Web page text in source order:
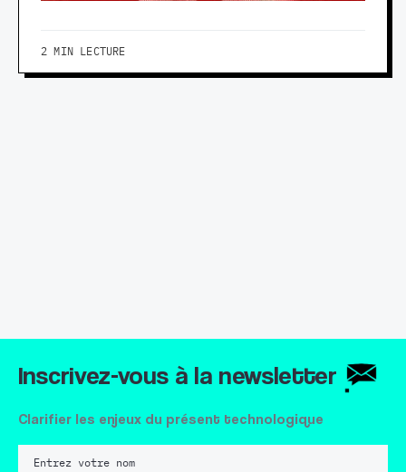
2 MIN LECTURE
Inscrivez-vous à la newsletter
Clarifier les enjeux du présent technologique